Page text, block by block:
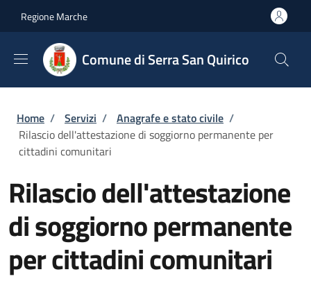
Regione Marche
Comune di Serra San Quirico
Briciole di pane
Home / Servizi / Anagrafe e stato civile /
Rilascio dell'attestazione di soggiorno permanente per
cittadini comunitari
Rilascio dell'attestazione
di soggiorno permanente
per cittadini comunitari